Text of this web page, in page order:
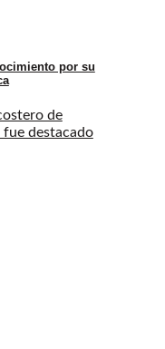
por su
de
fue destacado